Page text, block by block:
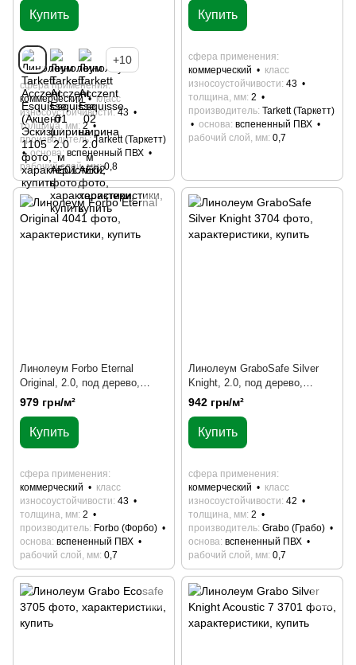
Купить
+10
сфера применения
коммерческий
класс
износоустойчивости 43
толщина, мм 2
производитель Tarkett (Таркетт)
основа вспененный ПВХ
рабочий слой, мм 0,8
Купить
сфера применения
коммерческий
класс
износоустойчивости 43
толщина, мм 2
производитель Tarkett (Таркетт)
основа вспененный ПВХ
рабочий слой, мм 0,7
Линолеум Forbo Eternal
Original, 2.0, под дерево,
крошка, под мрамор, на отрез
979 грн/м²
Купить
сфера применения
коммерческий
класс
износоустойчивости 43
толщина, мм 2
производитель Forbo (Форбо)
основа вспененный ПВХ
рабочий слой, мм 0,7
Линолеум GraboSafe Silver
Knight, 2.0, под дерево,
крошка, под мрамор, целым
рулоном
942 грн/м²
Купить
сфера применения
коммерческий
класс
износоустойчивости 42
толщина, мм 2
производитель Grabo (Грабо)
основа вспененный ПВХ
рабочий слой, мм 0,7